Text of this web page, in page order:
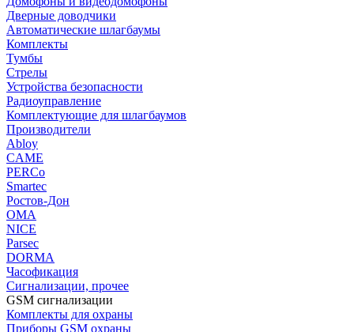
Дверные доводчики
Автоматические шлагбаумы
Комплекты
Тумбы
Стрелы
Устройства безопасности
Радиоуправление
Комплектующие для шлагбаумов
Производители
Abloy
CAME
PERCo
Smartec
Ростов-Дон
ОМА
NICE
Parsec
DORMA
Часофикация
Сигнализации, прочее
GSM сигнализации
Комплекты для охраны
Приборы GSM охраны